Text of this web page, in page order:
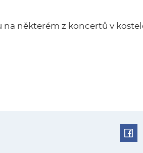
některém z koncertů v